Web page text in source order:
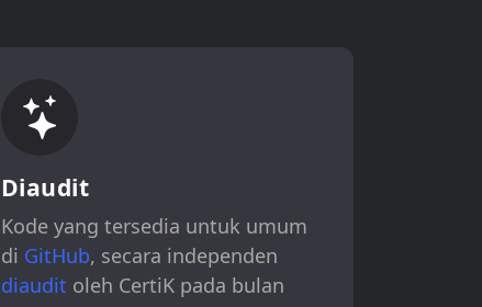
Diaudit
Kode yang tersedia untuk umum
di GitHub, secara independen
diaudit oleh CertiK pada bulan